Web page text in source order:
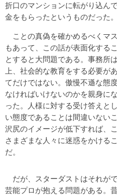
折口のマンションに転がり込ん
金をもらったというものだった。
ことの真偽を確かめるべくマ
もあって、この話が表面化する
とすると大問題である。事務所
上、社会的な教育をする必要が
てだけではない。傲慢不遜な態
なければいけないのかを親身に
った。人様に対する受け答え
い態度であることは間違いない
沢尻のイメージが低下すれば、
さまざまな人々に迷惑をかける
だ。
だが、スターダストはそれが
芸能プロが抱える問題がある。